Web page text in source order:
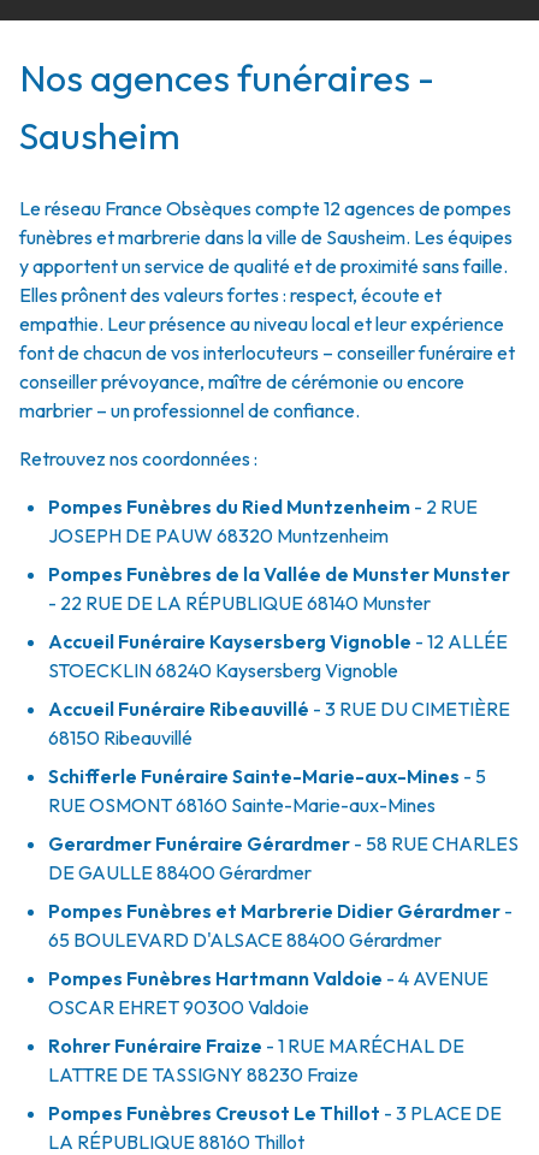
Nos agences funéraires -
Sausheim
Le réseau France Obsèques compte 12 agences de pompes
funèbres et marbrerie dans la ville de Sausheim. Les équipes
y apportent un service de qualité et de proximité sans faille.
Elles prônent des valeurs fortes : respect, écoute et
empathie. Leur présence au niveau local et leur expérience
font de chacun de vos interlocuteurs – conseiller funéraire et
conseiller prévoyance, maître de cérémonie ou encore
marbrier – un professionnel de confiance.
Retrouvez nos coordonnées :
Pompes Funèbres du Ried Muntzenheim - 2 RUE
JOSEPH DE PAUW 68320 Muntzenheim
Pompes Funèbres de la Vallée de Munster Munster
- 22 RUE DE LA RÉPUBLIQUE68140 Munster
Accueil Funéraire Kaysersberg Vignoble - 12 ALLÉE
STOECKLIN68240 Kaysersberg Vignoble
Accueil Funéraire Ribeauvillé - 3 RUE DU CIMETIÈRE
68150 Ribeauvillé
Schifferle Funéraire Sainte-Marie-aux-Mines - 5
RUE OSMONT68160 Sainte-Marie-aux-Mines
Gerardmer Funéraire Gérardmer - 58 RUE CHARLES
DE GAULLE88400Gérardmer
Pompes Funèbres et Marbrerie Didier Gérardmer -
65 BOULEVARD D'ALSACE88400Gérardmer
Pompes Funèbres Hartmann Valdoie - 4 AVENUE
OSCAR EHRET90300Valdoie
Rohrer Funéraire Fraize - 1 RUE MARÉCHAL DE
LATTRE DE TASSIGNY 88230 Fraize
Pompes Funèbres Creusot Le Thillot - 3 PLACE DE
LA RÉPUBLIQUE88160 Thillot